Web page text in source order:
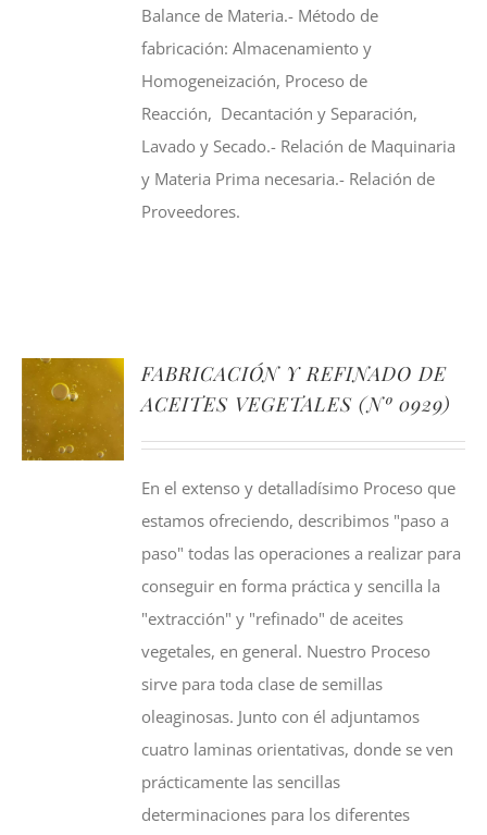
Balance de Materia.- Método de
fabricación: Almacenamiento y
Homogeneización, Proceso de
Reacción, Decantación y Separación,
Lavado y Secado.- Relación de Maquinaria
y Materia Prima necesaria.- Relación de
Proveedores.
AL
FABRICACIÓN Y REFINADO DE
ACEITES VEGETALES (Nº 0929)
En el extenso y detalladísimo Proceso que
estamos ofreciendo, describimos "paso a
paso" todas las operaciones a realizar para
conseguir en forma práctica y sencilla la
"extracción" y "refinado" de aceites
vegetales, en general. Nuestro Proceso
sirve para toda clase de semillas
oleaginosas. Junto con él adjuntamos
cuatro laminas orientativas, donde se ven
prácticamente las sencillas
determinaciones para los diferentes